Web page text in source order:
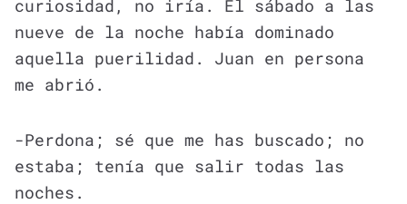
curiosidad, no iría. El sábado a las
nueve de la noche había dominado
aquella puerilidad. Juan en persona
me abrió.
-Perdona; sé que me has buscado; no
estaba; tenía que salir todas las
noches.